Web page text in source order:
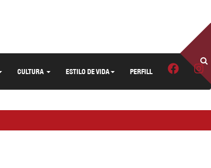
CULTURA ESTILO DE VIDA PERFILL